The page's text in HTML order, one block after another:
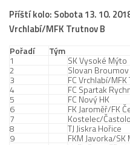
Příští kolo: Sobota 13. 10.
Vrchlabí/MFK Trutnov B
Pořadí Tým
1 SK Vysoké Mýto
2 Slovan Broumov
3 FC Vrchlabí/
4 FC Spartak
5 FC Nový HK
6 FK Jaroměř/FK
7 Kostelec/
8 TJ Jiskra Hořice
9 FKM Javorka/SK